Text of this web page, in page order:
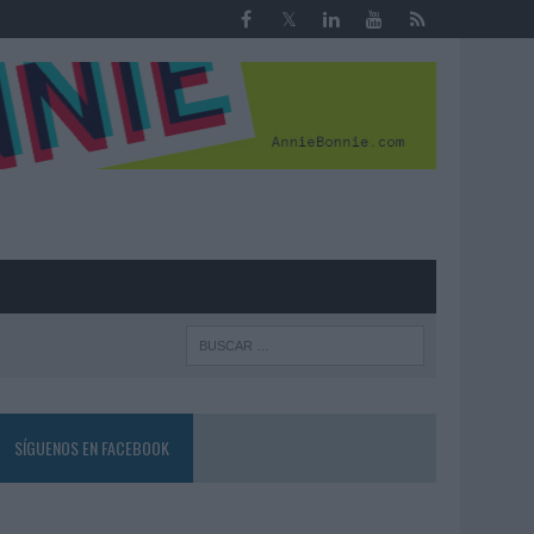
SÍGUENOS EN FACEBOOK